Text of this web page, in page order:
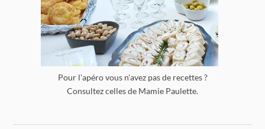
Pour l'apéro vous n'avez pas de recettes ?
Consultez celles de Mamie Paulette.